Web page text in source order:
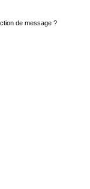
de message ?